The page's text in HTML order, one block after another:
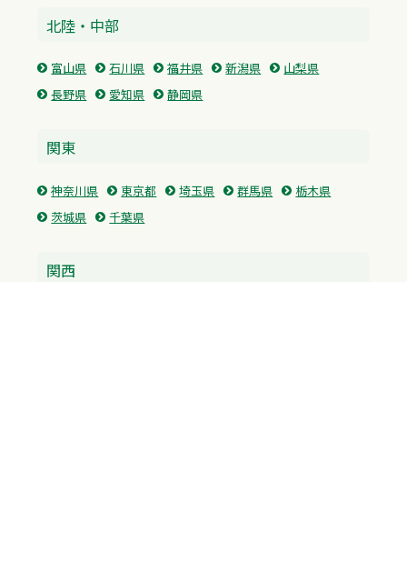
北陸・中部
富山県 石川県 福井県 新潟県
山梨県
長野県
愛知県 静岡県
関東
神奈川県 東京都 埼玉県 群馬県
栃木県
茨城県
千葉県
関西